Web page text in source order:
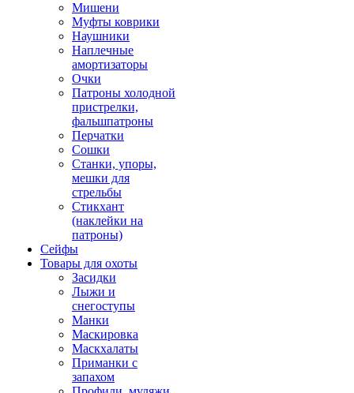
Мишени
Муфты коврики
Наушники
Наплечные
амортизаторы
Очки
Патроны холодной
пристрелки,
фальшпатроны
Перчатки
Сошки
Станки, упоры,
мешки для
стрельбы
Стикхант
(наклейки на
патроны)
Сейфы
Товары для охоты
Засидки
Лыжи и
снегоступы
Манки
Маскировка
Маскхалаты
Приманки с
запахом